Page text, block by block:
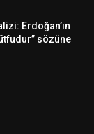
Erdoğan’ın
sözüne